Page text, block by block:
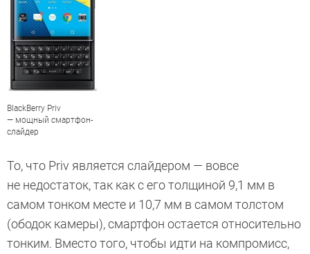
BlackBerry Priv
— мощный смартфон-
слайдер
То, что Priv является слайдером — вовсе
не недостаток, так как с его толщиной 9,1 мм в
самом тонком месте и 10,7 мм в самом толстом
(ободок камеры), смартфон остается относительно
тонким. Вместо того, чтобы идти на компромисс,